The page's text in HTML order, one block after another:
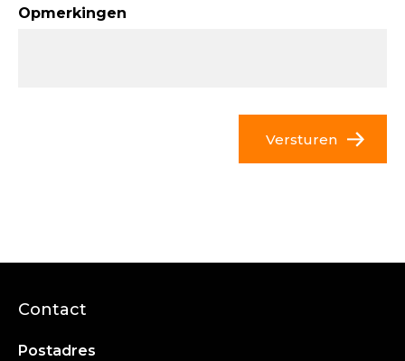
Opmerkingen
Versturen
Contact
Postadres